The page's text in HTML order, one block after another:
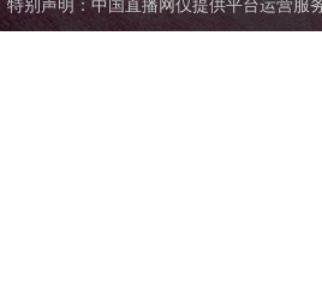
特别声明：中国直播网仅提供平台运营服